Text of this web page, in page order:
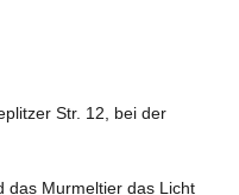
Str. 12, bei der
das Murmeltier das Licht